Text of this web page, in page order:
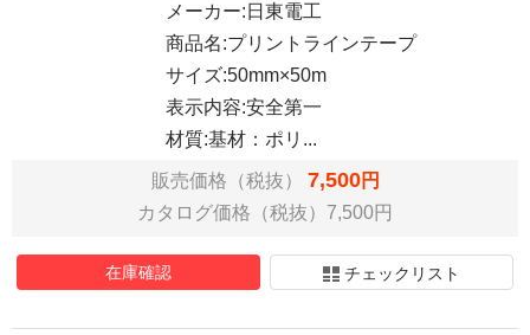
メーカー:日東電工
商品名:プリントラインテープ
サイズ:50mm×50m
表示内容:安全第一
材質:基材：ポリ...
販売価格（税抜） 7,500円
カタログ価格（税抜）7,500円
在庫確認 チェックリスト